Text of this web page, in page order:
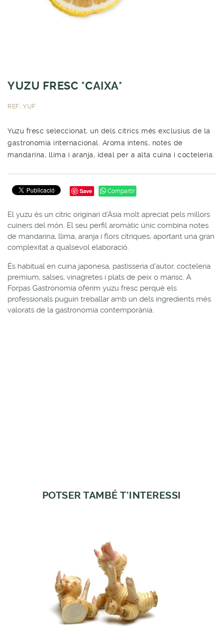
YUZU FRESC *CAIXA*
REF.: YUF
Yuzu fresc seleccionat, un dels cítrics més exclusius de la
gastronomia internacional. Aroma intens, notes de
mandarina, llima i aranja, ideal per a alta cuina i cocteleria.
Save Compartir
El yuzu és un cítric originari d'Àsia molt apreciat pels millors
cuiners del món. El seu perfil aromàtic únic combina notes
de mandarina, llima, aranja i flors cítriques, aportant una gran
complexitat a qualsevol elaboració.
És habitual en cuina japonesa, pastisseria d'autor, cocteleria
premium, salses, vinagretes i plats de peix o marisc. A
Forpas Gastronomia oferim yuzu fresc perquè els
professionals puguin treballar amb un dels ingredients més
valorats de la gastronomia contemporània.
POTSER TAMBÉ T'INTERESSI